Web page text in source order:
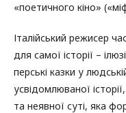
«поетичного кіно»
Італійський режисер
для самої історії –
перські казки у
усвідомлюваної
та неявної суті, яка